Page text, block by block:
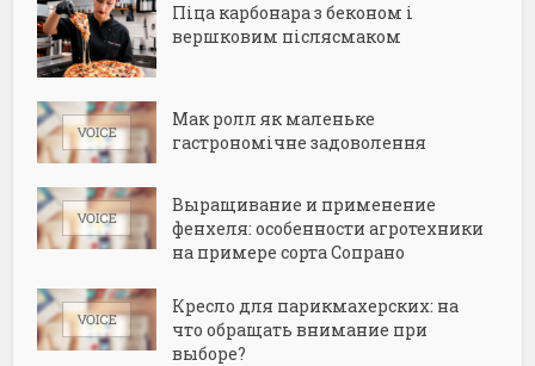
Піца карбонара з беконом і
вершковим післясмаком
Мак ролл як маленьке
гастрономічне задоволення
Выращивание и применение
фенхеля: особенности агротехники
на примере сорта Сопрано
Кресло для парикмахерских: на
что обращать внимание при
выборе?